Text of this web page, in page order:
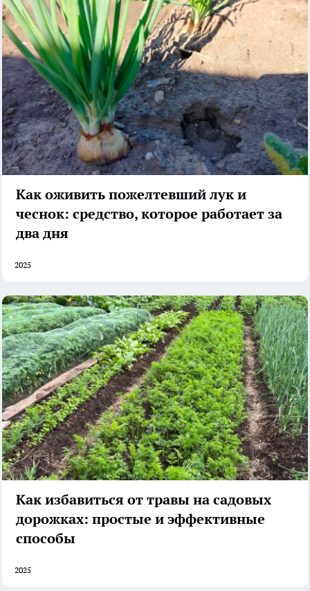
Как оживить пожелтевший лук и
чеснок: средство, которое работает за
два дня
2025
Как избавиться от травы на садовых
дорожках: простые и эффективные
способы
2025